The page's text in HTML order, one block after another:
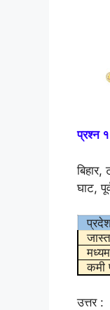
प्रश्न
बिहार,
घाट,
कमी
उत्तर :